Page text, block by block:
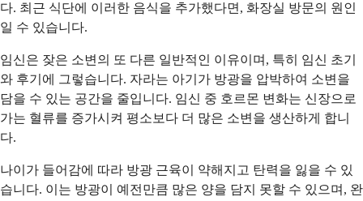
다. 최근 식단에 이러한 음식을 추가했다면, 화장실 방문의 원인
일 수 있습니다.
임신은 잦은 소변의 또 다른 일반적인 이유이며, 특히 임신 초기
와 후기에 그렇습니다. 자라는 아기가 방광을 압박하여 소변을
담을 수 있는 공간을 줄입니다. 임신 중 호르몬 변화는 신장으로
가는 혈류를 증가시켜 평소보다 더 많은 소변을 생산하게 합니
다.
나이가 들어감에 따라 방광 근육이 약해지고 탄력을 잃을 수 있
습니다. 이는 방광이 예전만큼 많은 양을 담지 못할 수 있으며, 완